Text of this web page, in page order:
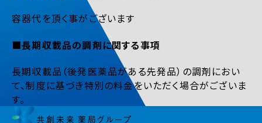
容器代を頂く事がございます
■長期収載品の調剤に関する事項
長期収載品（後発医薬品がある先発品）の調剤におい
て、制度に基づき特別の料金をいただく場合がございま
す。